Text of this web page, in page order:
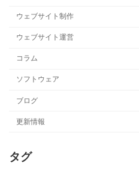
ウェブサイト制作
ウェブサイト運営
コラム
ソフトウェア
ブログ
更新情報
タグ